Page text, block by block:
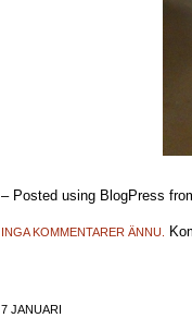
– Posted using BlogPress
INGA KOMMENTARER ÄNNU.
7 JANUARI